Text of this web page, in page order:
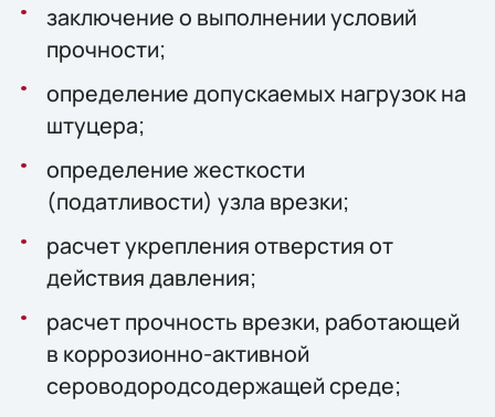
заключение о выполнении условий
прочности;
определение допускаемых нагрузок на
штуцера;
определение жесткости
(податливости) узла врезки;
расчет укрепления отверстия от
действия давления;
расчет прочность врезки, работающей
в коррозионно-активной
сероводородсодержащей среде;